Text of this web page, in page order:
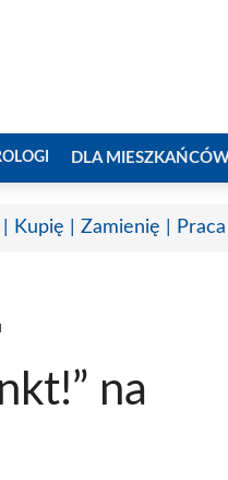
DLA
Kupię | Zamienię | Praca
na